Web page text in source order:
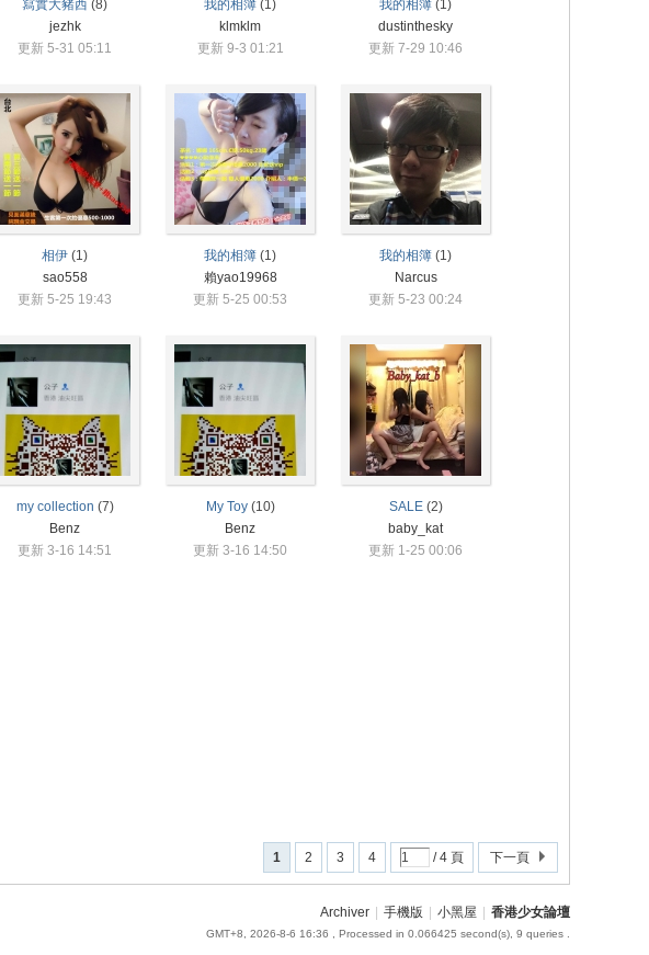
寫實大豬西 (8)
jezhk
更新 5-31 05:11
我的相簿 (1)
klmklm
更新 9-3 01:21
我的相簿 (1)
dustinthesky
更新 7-29 10:46
相伊 (1)
sao558
更新 5-25 19:43
我的相簿 (1)
賴yao19968
更新 5-25 00:53
我的相簿 (1)
Narcus
更新 5-23 00:24
my collection (7)
Benz
更新 3-16 14:51
My Toy(10)
Benz
更新 3-16 14:50
SALE(2)
baby_kat
更新 1-25 00:06
1 2 3 4 / 4 頁 下一頁
Archiver 手機版 小黑屋 香港少女論壇
GMT+8, 2026-8-6 16:36 , Processed in 0.066425 second(s), 9 queries .